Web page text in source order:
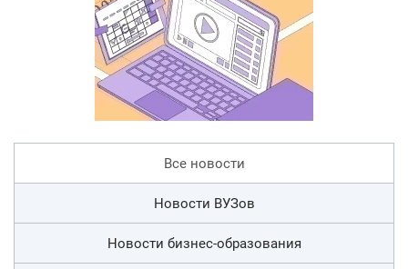
Все новости
Новости ВУЗов
Новости бизнес-образования